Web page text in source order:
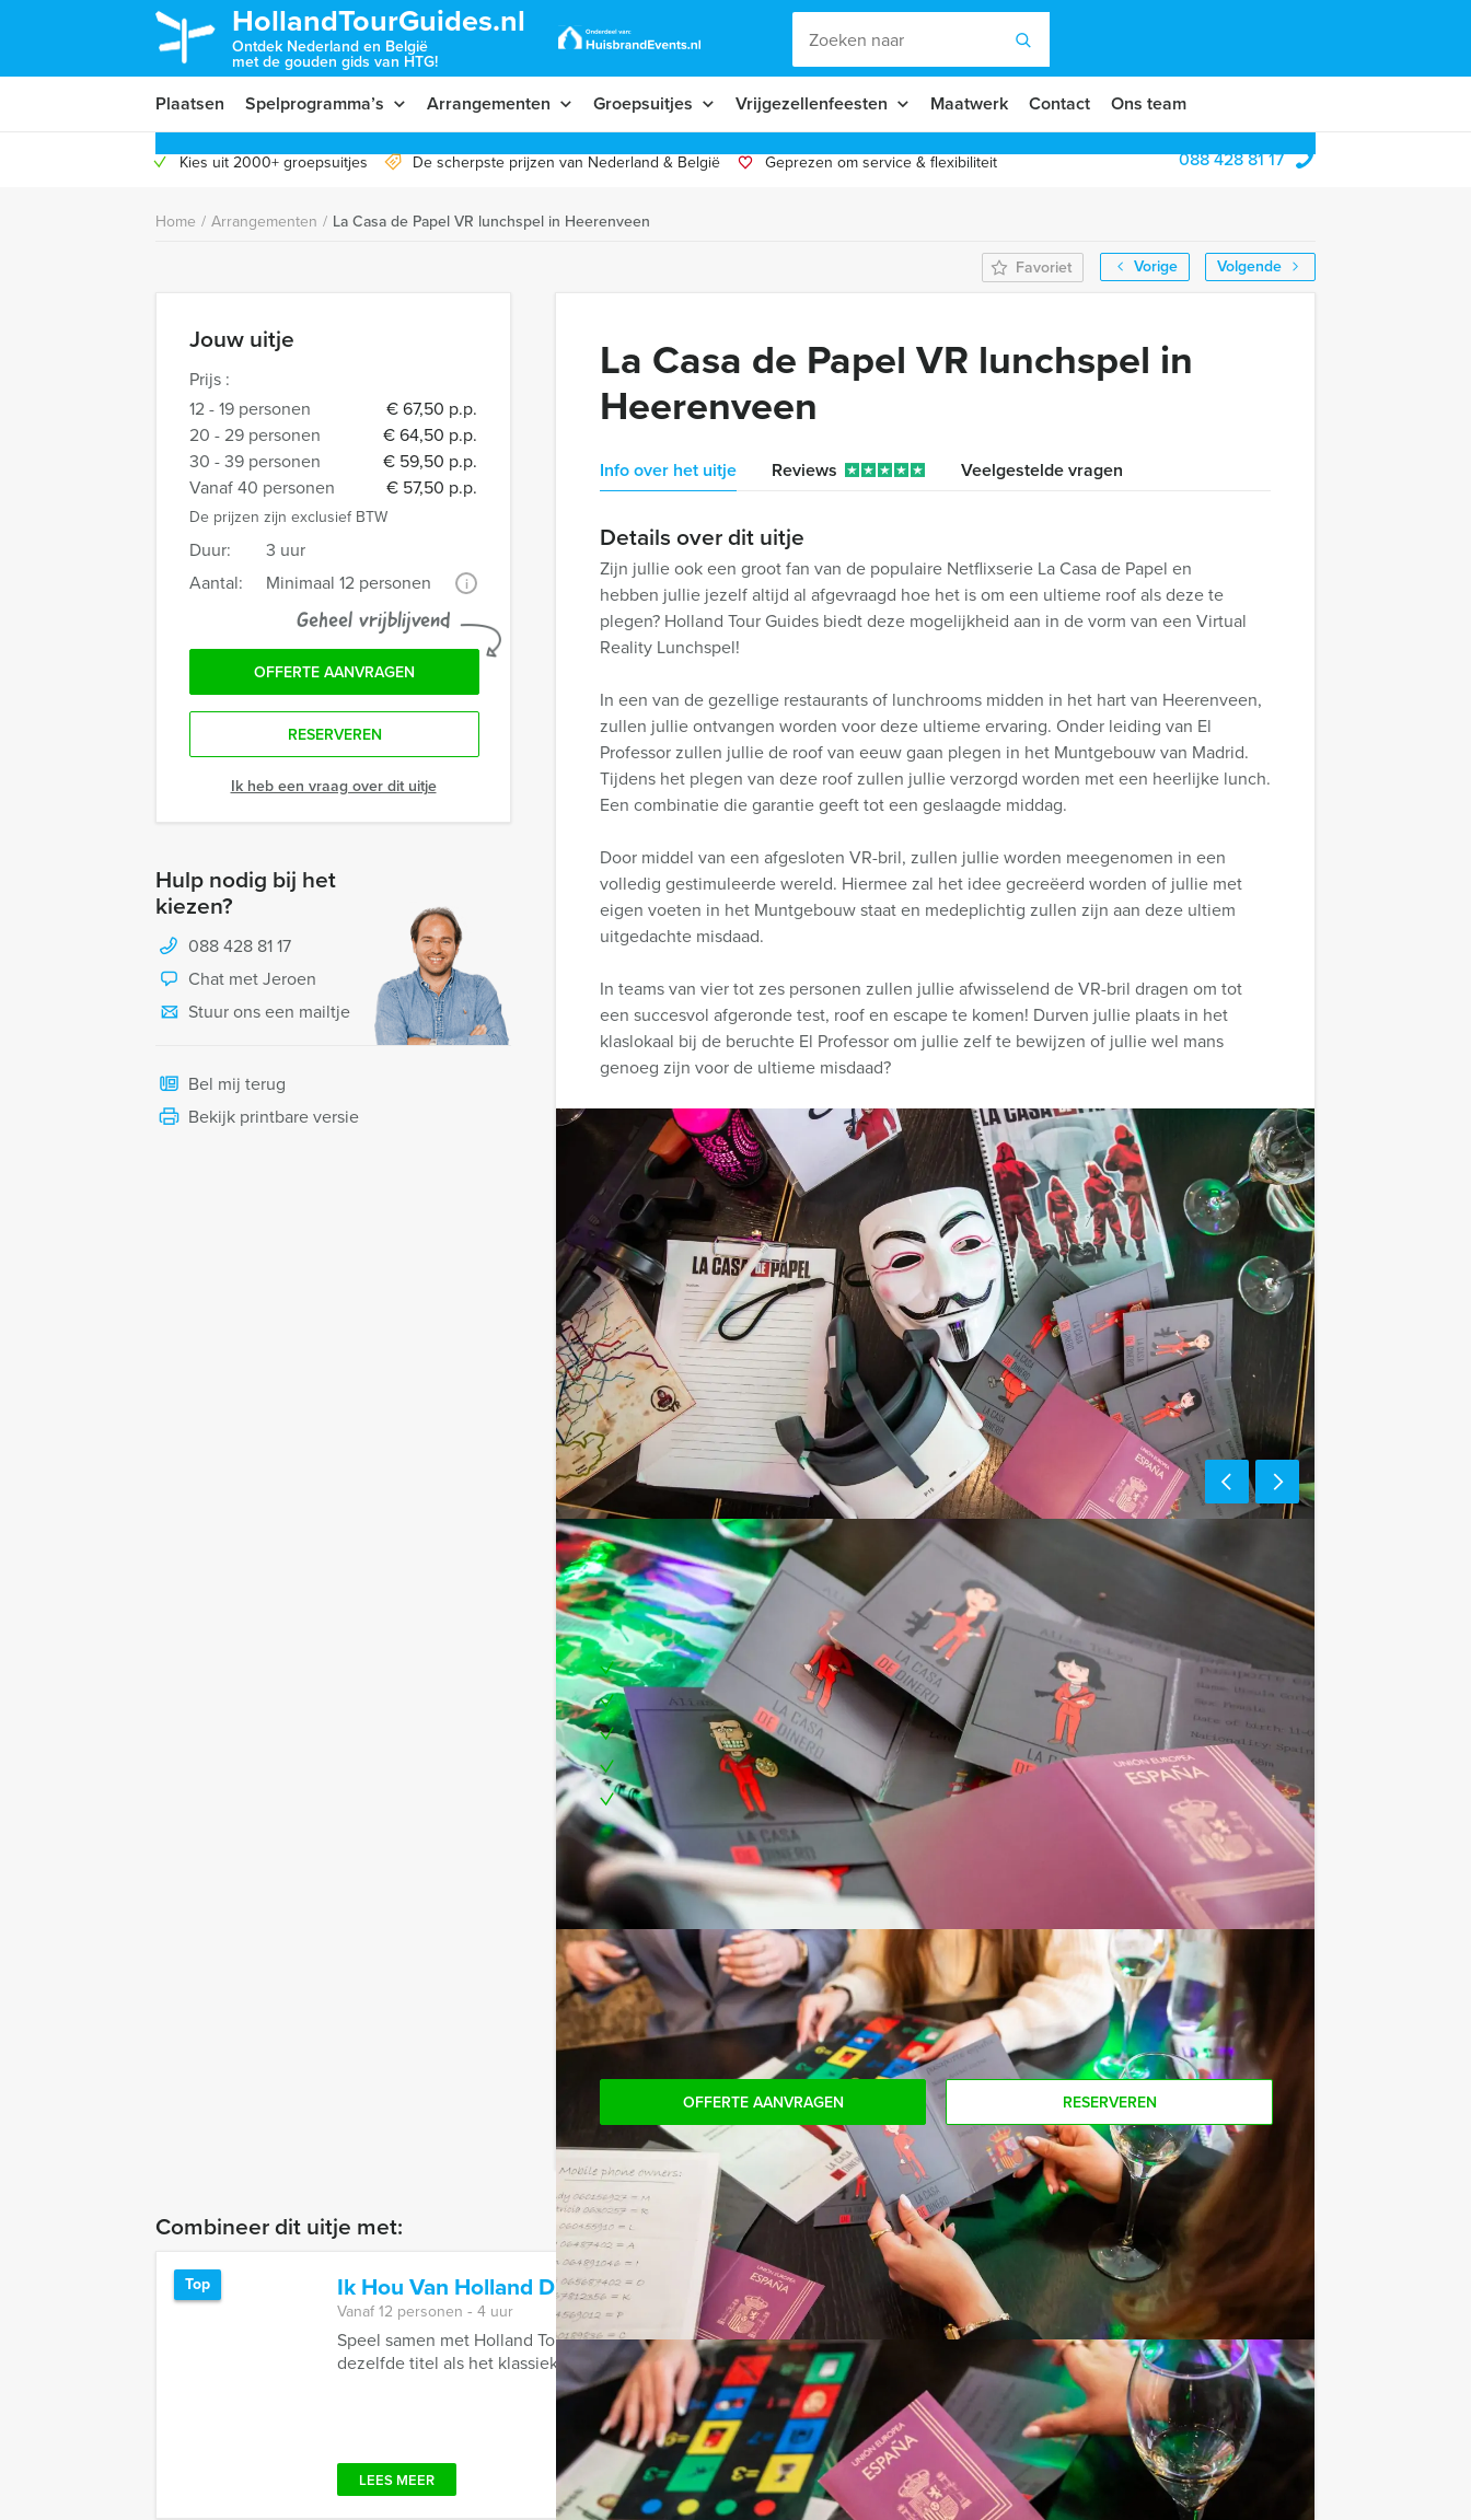
HollandTourGuides.nl
Ontdek Nederland en België
met de gouden gids van HTG!
Plaatsen Spelprogramma’s Arrangementen Groepsuitjes Vrijgezellenfeesten Maatwerk Contact Ons team
Kies uit 2000+ groepsuitjes De scherpste prijzen van Nederland & België Geprezen om service & flexibiliteit 088 428 81 17
Home / Arrangementen / La Casa de Papel VR lunchspel in Heerenveen
Vorige
Volgende
Favoriet
Jouw uitje
Prijs :
12 - 19 personen
€ 67,50 p.p.
20 - 29 personen
€ 64,50 p.p.
30 - 39 personen
€ 59,50 p.p.
Vanaf 40 personen
€ 57,50 p.p.
De prijzen zijn exclusief BTW
Duur:
3 uur
Aantal:
Minimaal 12 personen i
Geheel vrijblijvend
OFFERTE AANVRAGEN
RESERVEREN
Ik heb een vraag over dit uitje
Hulp nodig bij het
kiezen?
088 428 81 17
Chat met Jeroen
Stuur ons een mailtje
Bel mij terug
Bekijk printbare versie
La Casa de Papel VR lunchspel in
Heerenveen
Info over het uitje Reviews Veelgestelde vragen
Details over dit uitje
Zijn jullie ook een groot fan van de populaire Netflixserie La Casa de Papel en
hebben jullie jezelf altijd al afgevraagd hoe het is om een ultieme roof als deze te
plegen? Holland Tour Guides biedt deze mogelijkheid aan in de vorm van een Virtual
Reality Lunchspel!
In een van de gezellige restaurants of lunchrooms midden in het hart van Heerenveen,
zullen jullie ontvangen worden voor deze ultieme ervaring. Onder leiding van El
Professor zullen jullie de roof van eeuw gaan plegen in het Muntgebouw van Madrid.
Tijdens het plegen van deze roof zullen jullie verzorgd worden met een heerlijke lunch.
Een combinatie die garantie geeft tot een geslaagde middag.
Door middel van een afgesloten VR-bril, zullen jullie worden meegenomen in een
volledig gestimuleerde wereld. Hiermee zal het idee gecreëerd worden of jullie met
eigen voeten in het Muntgebouw staat en medeplichtig zullen zijn aan deze ultiem
uitgedachte misdaad.
In teams van vier tot zes personen zullen jullie afwisselend de VR-bril dragen om tot
een succesvol afgeronde test, roof en escape te komen! Durven jullie plaats in het
klaslokaal bij de beruchte El Professor om jullie zelf te bewijzen of jullie wel mans
genoeg zijn voor de ultieme misdaad?
Inclusief:
Professionele begeleiding
Moderne VR-brillen
Uitgebreide lunch
Leuke prijs voor het winnende team
Te boeken op uw gewenste dag en tijdstip!
Bezorgkosten (meerprijs):
Heerenveen € 100,- excl. BTW
Minder aantal personen?
Komen jullie niet aan het minimale aantal deelnemers voor dit groepsuitje? Als je bereid
bent voor het minimale aantal te betalen, kan je ook gewoon voor minder personen
boeken.
OFFERTE AANVRAGEN RESERVEREN
Combineer dit uitje met:
Ik Hou Van Holland Diner Gouda
Top € 64,50 p.p. excl. BTW
Vanaf 12 personen ‐ 4 uur
Speel samen met Holland Tour Guides in Gouda het beroemde tv-spel 'Ik hou van Holland'. Speel dit avondarrangement met
dezelfde titel als het klassieke Nederlandse lied, ...
LEES MEER Favoriet